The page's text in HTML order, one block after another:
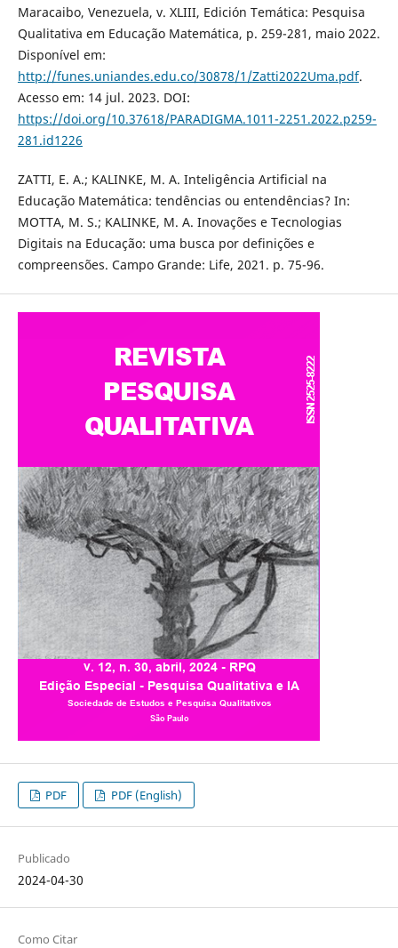
Maracaibo, Venezuela, v. XLIII, Edición Temática: Pesquisa
Qualitativa em Educação Matemática, p. 259-281, maio 2022.
Disponível em:
http://funes.uniandes.edu.co/30878/1/Zatti2022Uma.pdf.
Acesso em: 14 jul. 2023. DOI:
https://doi.org/10.37618/PARADIGMA.1011-2251.2022.p259-
281.id1226
ZATTI, E. A.; KALINKE, M. A. Inteligência Artificial na
Educação Matemática: tendências ou entendências? In:
MOTTA, M. S.; KALINKE, M. A. Inovações e Tecnologias
Digitais na Educação: uma busca por definições e
compreensões. Campo Grande: Life, 2021. p. 75-96.
PDF PDF (English)
Publicado
2024-04-30
Como Citar